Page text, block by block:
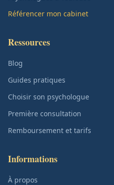
Référencer mon cabinet
Ressources
Blog
Guides pratiques
Choisir son psychologue
Première consultation
Remboursement et tarifs
Informations
À propos